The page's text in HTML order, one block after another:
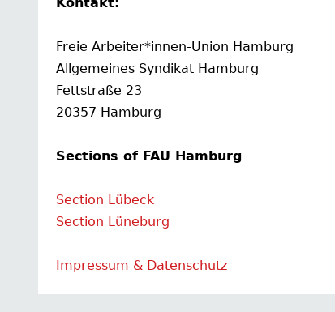
Freie Arbeiter*innen-Union Hamburg
Allgemeines Syndikat Hamburg
Fettstraße 23
20357 Hamburg
Sections of FAU Hamburg
Section Lübeck
Section Lüneburg
Impressum & Datenschutz